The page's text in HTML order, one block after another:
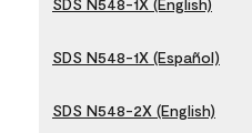
SDS N548-1X (English)
SDS N548-1X (Español)
SDS N548-2X (English)